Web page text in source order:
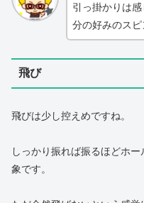
引っ掛かりは
分の好みのスピ
飛び
飛びは少し控えめですね。
しっかり振れば振るほどホ
象です。